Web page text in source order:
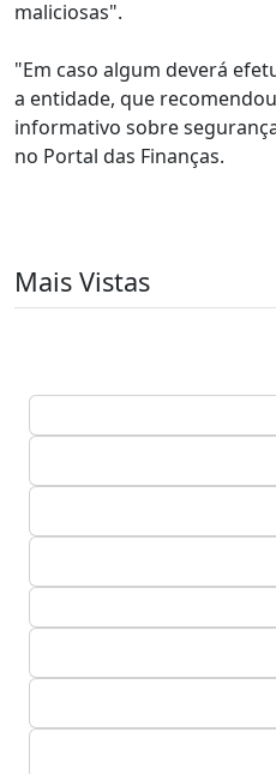
maliciosas".
"Em caso algum deverá
a entidade, que
informativo sobre
no Portal das Finanças.
Mais Vistas